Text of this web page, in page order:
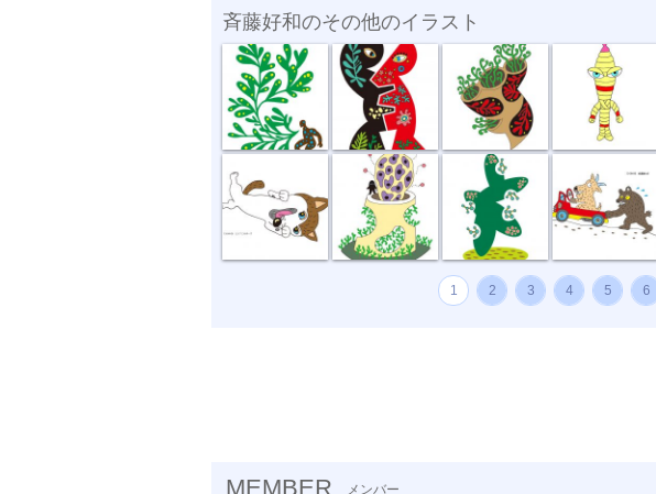
斉藤好和のその他のイラスト
植物のチカラ 組み合わせ 植木鉢
どう、このポ... おいしい匂い 新しい種 坂道登れば
1 2 3 4 5 6
MEMBER メンバー